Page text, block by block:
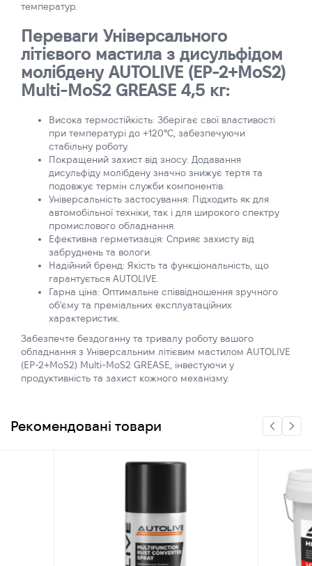
температур.
Переваги Універсального
літієвого мастила з дисульфідом
молібдену AUTOLIVE (EP-2+MoS2)
Multi-MoS2 GREASE 4,5 кг:
Висока термостійкість: Зберігає свої властивості
при температурі до +120°C, забезпечуючи
стабільну роботу.
Покращений захист від зносу: Додавання
дисульфіду молібдену значно знижує тертя та
подовжує термін служби компонентів.
Універсальність застосування: Підходить як для
автомобільної техніки, так і для широкого спектру
промислового обладнання.
Ефективна герметизація: Сприяє захисту від
забруднень та вологи.
Надійний бренд: Якість та функціональність, що
гарантується AUTOLIVE.
Гарна ціна: Оптимальне співвідношення зручного
об'єму та преміальних експлуатаційних
характеристик.
Забезпечте бездоганну та тривалу роботу вашого
обладнання з Універсальним літієвим мастилом AUTOLIVE
(EP-2+MoS2) Multi-MoS2 GREASE, інвестуючи у
продуктивність та захист кожного механізму.
Рекомендовані товари